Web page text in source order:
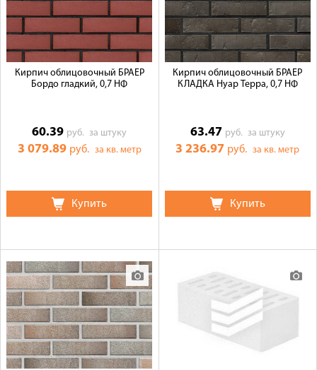
Кирпич облицовочный БРАЕР
Бордо гладкий, 0,7 НФ
60.39 руб.за штуку
3 079.89 руб. за кв. метр
Купить
Кирпич облицовочный БРАЕР
КЛАДКА Нуар Терра, 0,7 НФ
63.47 руб. за штуку
3 236.97 руб.за кв. метр
Купить